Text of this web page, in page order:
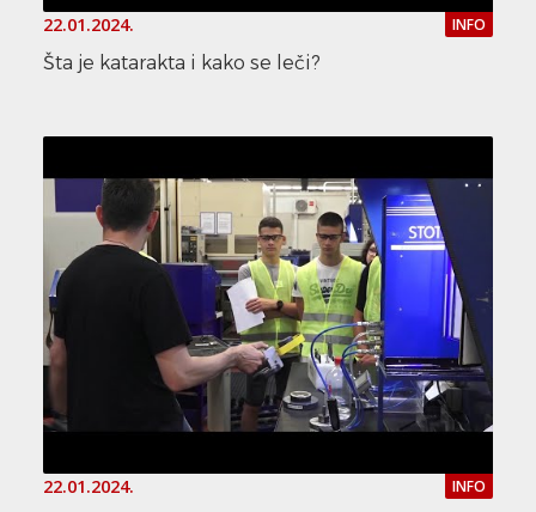
22.01.2024. INFO
Šta je katarakta i kako se leči?
22.01.2024. INFO